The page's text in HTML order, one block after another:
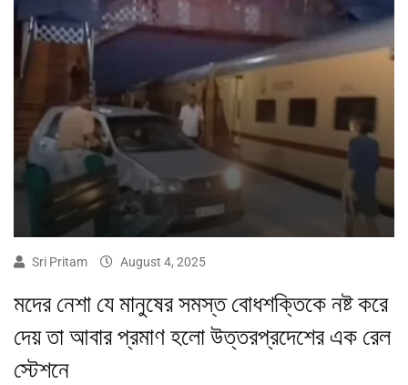
Sri Pritam August 4, 2025
মদের নেশা যে মানুষের সমস্ত বোধশক্তিকে নষ্ট করে
দেয় তা আবার প্রমাণ হলো উত্তরপ্রদেশের এক রেল
স্টেশনে